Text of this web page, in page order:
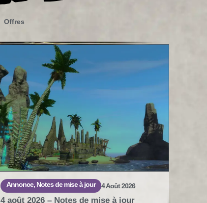
Offres
Annonce, Notes de mise à jour 4 Août 2026
4 août 2026 – Notes de mise à jour